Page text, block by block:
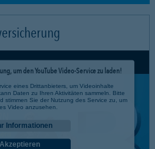
um den YouTube Video-Service zu laden!
eines Drittanbieters, um Videoinhalte
Daten zu Ihren Aktivitäten sammeln. Bitte
stimmen Sie der Nutzung des Service zu, um
Video anzusehen.
Informationen
Akzeptieren